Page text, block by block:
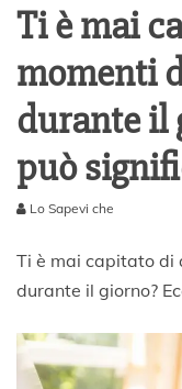
Ti è mai
momenti
durante il
può
A
o
t
Lo Sapevi che
Ti è mai capitato di
durante il giorno?